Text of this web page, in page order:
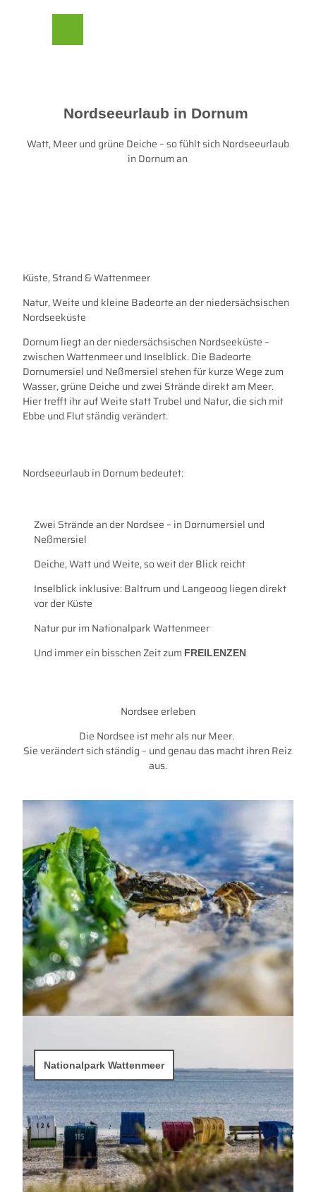
Nordseeurlaub in Dornum
Watt, Meer und grüne Deiche – so fühlt sich Nordseeurlaub
in Dornum an
Küste, Strand & Wattenmeer
Natur, Weite und kleine Badeorte an der niedersächsischen
Nordseeküste
Dornum liegt an der niedersächsischen Nordseeküste –
zwischen Wattenmeer und Inselblick. Die Badeorte
Dornumersiel und Neßmersiel stehen für kurze Wege zum
Wasser, grüne Deiche und zwei Strände direkt am Meer.
Hier trefft ihr auf Weite statt Trubel und Natur, die sich mit
Ebbe und Flut ständig verändert.
Nordseeurlaub in Dornum bedeutet:
Zwei Strände an der Nordsee – in Dornumersiel und
Neßmersiel
Deiche, Watt und Weite, so weit der Blick reicht
Inselblick inklusive: Baltrum und Langeoog liegen direkt
vor der Küste
Natur pur im Nationalpark Wattenmeer
Und immer ein bisschen Zeit zum FREILENZEN
Nordsee erleben
Die Nordsee ist mehr als nur Meer.
Sie verändert sich ständig – und genau das macht ihren Reiz
aus.
Nationalpark Wattenmeer